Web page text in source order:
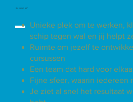
Wat bieden wij?
Unieke plek om te werken,
schip tegen wal en jij helpt
Ruimte om jezelf te
cursussen
Een team dat hard voor
Fijne sfeer, waarin iedereen
Je ziet al snel het resultaat